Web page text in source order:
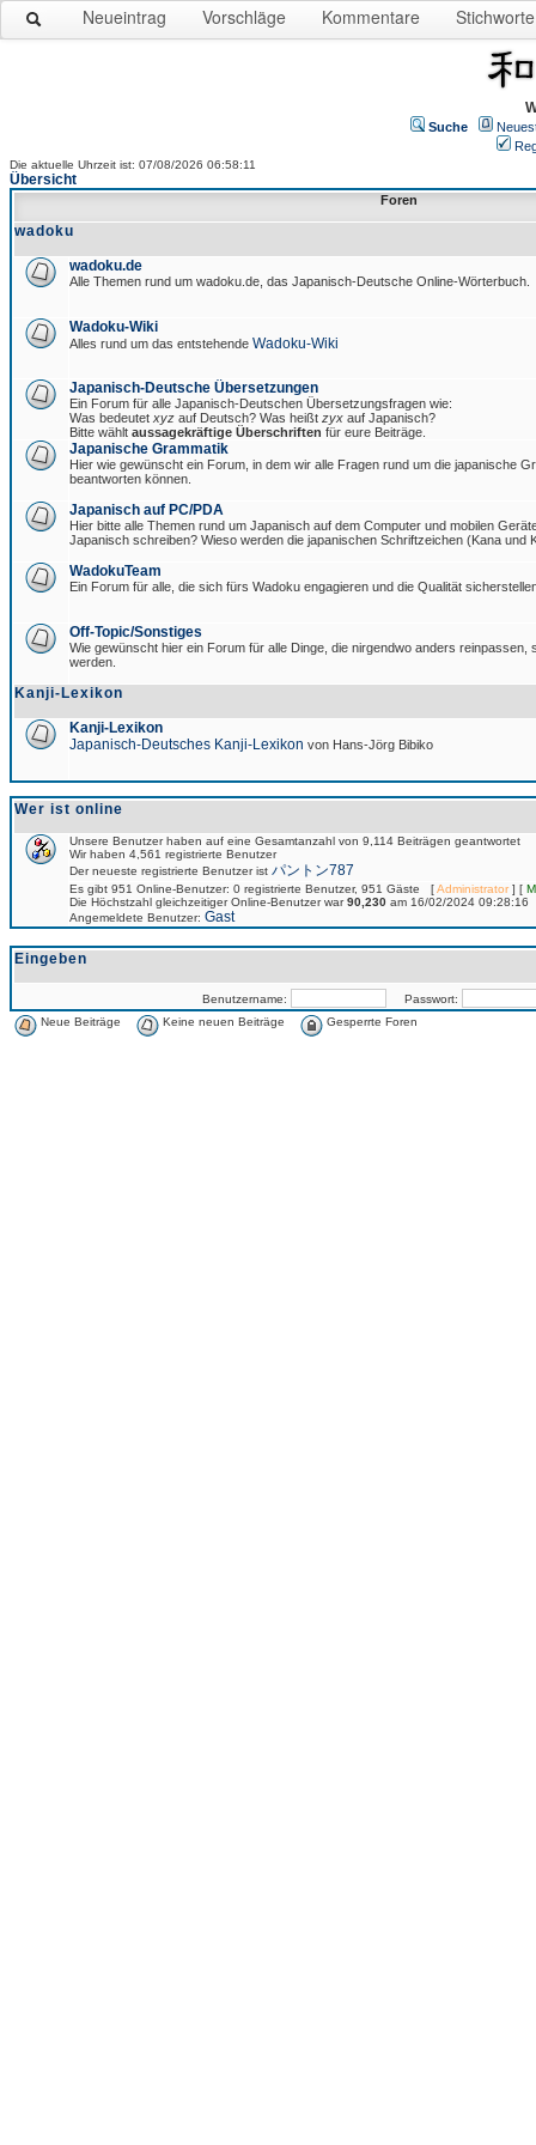
Neueintrag Vorschläge Kommentare Stichworte
Suche
Die aktuelle Uhrzeit ist: 07/08/2026 06:58:11
Übersicht
Foren
wadoku
wadoku.de
Alle Themen rund um wadoku.de, das Japanisch-Deutsche Online-Wörterbuch.
Wadoku-Wiki
Alles rund um das entstehende Wadoku-Wiki
Japanisch-Deutsche Übersetzungen
Ein Forum für alle Japanisch-Deutschen Übersetzungsfragen wie:
Was bedeutet xyz auf Deutsch? Was heißt zyx auf Japanisch?
Bitte wählt aussagekräftige Überschriften für eure Beiträge.
Japanische Grammatik
Hier wie gewünscht ein Forum, in dem wir alle Fragen rund um die japanische
beantworten können.
Japanisch auf PC/PDA
Hier bitte alle Themen rund um Japanisch auf dem Computer und mobilen
Japanisch schreiben? Wieso werden die japanischen Schriftzeichen (Kana und
WadokuTeam
Ein Forum für alle, die sich fürs Wadoku engagieren und die Qualität
Off-Topic/Sonstiges
Wie gewünscht hier ein Forum für alle Dinge, die nirgendwo anders reinpassen,
werden.
Kanji-Lexikon
Kanji-Lexikon
Japanisch-Deutsches Kanji-Lexikon von Hans-Jörg Bibiko
Wer ist online
Unsere Benutzer haben auf eine Gesamtanzahl von 9,114 Beiträgen geantwortet
Wir haben 4,561 registrierte Benutzer
Der neueste registrierte Benutzer ist パントン787
Es gibt 951 Online-Benutzer: 0 registrierte Benutzer, 951 Gäste [Administrator] [
Die Höchstzahl gleichzeitiger Online-Benutzer war90,230 am 16/02/2024 09:28:16
Angemeldete Benutzer: Gast
Eingeben
Benutzername:
Passwort:
Neue Beiträge
Keine neuen Beiträge Gesperrte Foren